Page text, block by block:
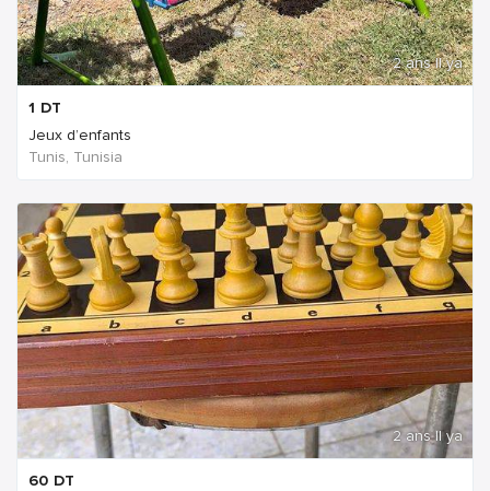
2 ans Il ya
1 DT
Jeux d’enfants
Tunis, Tunisia
2 ans Il ya
60 DT